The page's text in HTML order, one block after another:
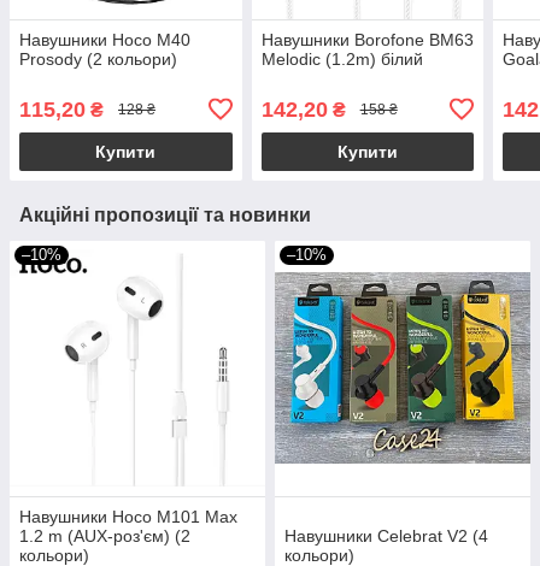
Навушники Hoco M40
Prosody (2 кольори)
115,20 ₴ 128 ₴
Купити
Навушники Borofone BM63
Melodic (1.2m) білий
142,20₴ 158 ₴
Купити
Акційні пропозиції та новинки
–10%
Навушники Hoco M101 Max
1.2 m (AUX-роз'єм) (2
кольори)
–10%
Навушники Celebrat V2 (4
кольори)